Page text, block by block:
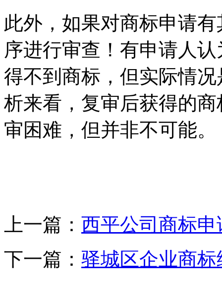
此外，如果对商标申请
序进行审查！有申请人
得不到商标，但实际情
析来看，复审后获得的
审困难，但并非不可能。
上一篇： 西平公司商标
下一篇： 驿城区企业商